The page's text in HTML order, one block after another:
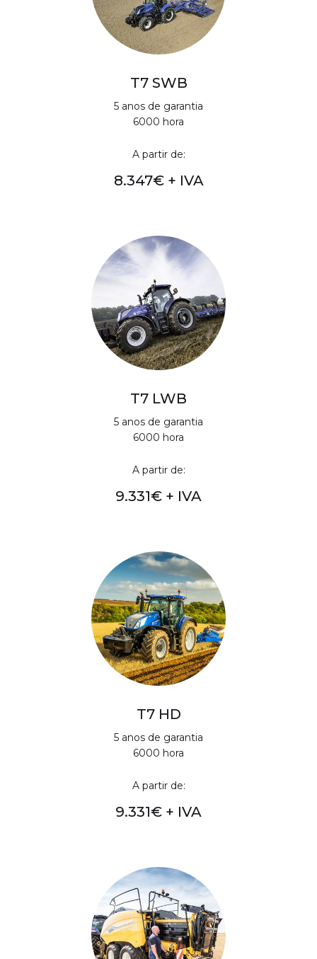
T7 SWB
5 anos de garantia
6000 hora
A partir de:
8.347€ + IVA
T7 LWB
5 anos de garantia
6000 hora
A partir de:
9.331€ + IVA
T7 HD
5 anos de garantia
6000 hora
A partir de:
9.331€ + IVA